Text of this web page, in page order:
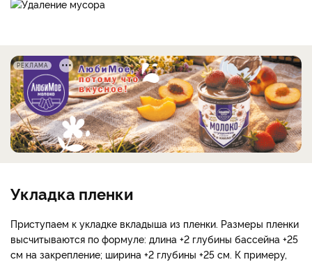
РЕКЛАМА
Укладка пленки
Приступаем к укладке вкладыша из пленки. Размеры пленки
высчитываются по формуле: длина +2 глубины бассейна +25
см на закрепление; ширина +2 глубины +25 см. К примеру,